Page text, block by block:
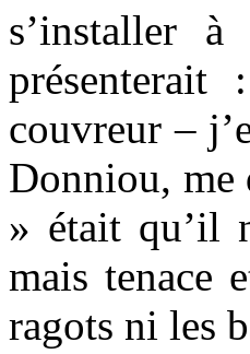
s’installer
présenterait
couvreur –
Donniou, me
» était qu’il
mais tenace
ragots ni les